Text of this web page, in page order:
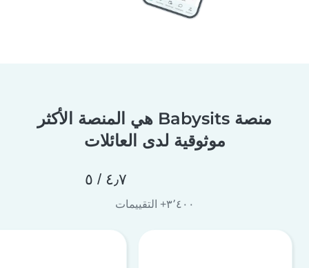
منصة Babysits هي المنصة الأكثر
موثوقية لدى العائلات
٤٫٧ / ٥
٣٬٤٠٠+ التقييمات